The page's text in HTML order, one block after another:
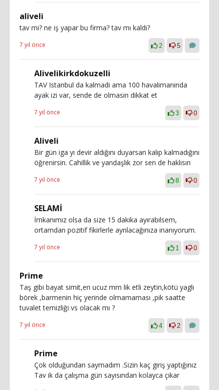
aliveli
tav mı? ne iş yapar bu firma? tav mı kaldı?
7 yıl önce 2 5
Alivelikirkdokuzelli
TAV Istanbul da kalmadi ama 100 havalimaninda
ayak izi var, sende de olmasin dikkat et
7 yıl önce 3 0
Aliveli
Bir gün iga yı devir aldığını duyarsan kalıp kalmadığını
öğrenirsin. Cahillik ve yandaşlık zor sen de haklısın
7 yıl önce 8 0
SELAMİ
İmkanımız olsa da size 15 dakika ayırabilsem,
ortamdan pozitif fikirlerle ayrılacağınıza inanıyorum.
7 yıl önce 1 0
Prime
Taş gibi bayat simit,en ucuz mm lik etli zeytin,kötü yaglı
börek ,barmenin hiç yerinde olmamaması ,pik saatte
tuvalet temizliği vs olacak mı ?
7 yıl önce 4 2
Prime
Çok olduğundan saymadım .Sizin kaç giriş yaptığınız
Tav ik da çalışma gün sayısından kolayca çıkar